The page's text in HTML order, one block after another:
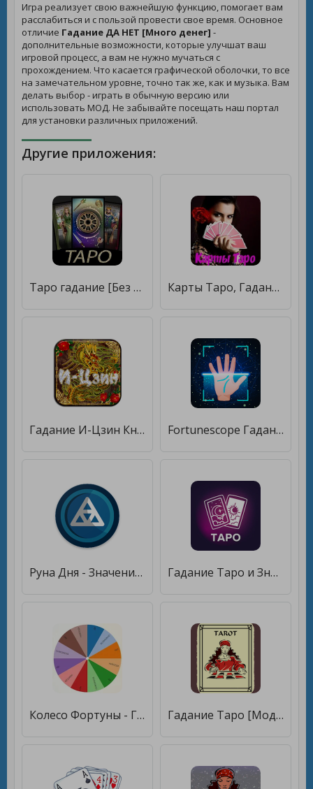
Игра реализует свою важнейшую функцию, помогает вам
расслабиться и с пользой провести свое время. Основное
отличие Гадание ДА НЕТ [Много денег] -
дополнительные возможности, которые улучшат ваш
игровой процесс, а вам не нужно мучаться с
прохождением. Что касается графической оболочки, то все
на замечательном уровне, точно так же, как и музыка. Вам
делать выбор - играть в обычную версию или
использовать МОД. Не забывайте посещать наш портал
для установки различных приложений.
Другие приложения:
Таро гадание [Без рекламы] Карты Таро, Гадание онлайн. Гадания на картах ТАРО [Без рекламы]
Гадание И-Цзин Книга Перемен [Без рекламы] Fortunescope Гадание по руке. Гороскоп на 2020 год [Unlocked]
Руна Дня - Значение Рун, Гадание на день [Unlocked] Гадание Таро и Значение Карт [Unlocked]
Колесо Фортуны - Гадание [Unlocked] Гадание Таро [Мод меню]